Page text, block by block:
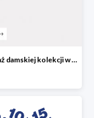
Wyprzedaż damskiej kolekcji w 5.10.15 - ubrania, obuwie i dodatki do -70%